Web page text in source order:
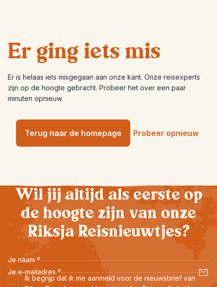
Er ging iets mis
Er is helaas iets misgegaan aan onze kant. Onze reisexperts
zijn op de hoogte gebracht. Probeer het over een paar
minuten opnieuw.
Terug naar de homepage Probeer opnieuw
Wil jij altijd als eerste op
de hoogte zijn van onze
Riksja Reisnieuwtjes?
Je naam *
Je e-mailadres *
Ik begrijp dat ik me aanmeld voor de nieuwsbrief van